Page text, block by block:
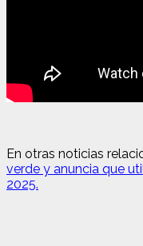
En otras noticias
verde y anuncia que
2025.